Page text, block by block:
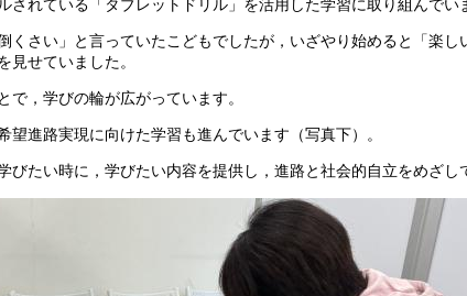
れている「タブレットドリル」を活用した学習に取り組んでい
さい」と言っていたこどもでしたが，いざやり始めると「楽し
見せていました。
，学びの輪が広がっています。
進路実現に向けた学習も進んでいます（写真下）。
たい時に，学びたい内容を提供し，進路と社会的自立をめざし